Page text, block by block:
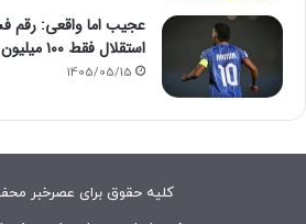
عجیب اما واقعی: رقم
استقلال فقط ۱۰۰ میلیون تومان است!
1405/05/15
کلیه حقوق برای عصرخبر